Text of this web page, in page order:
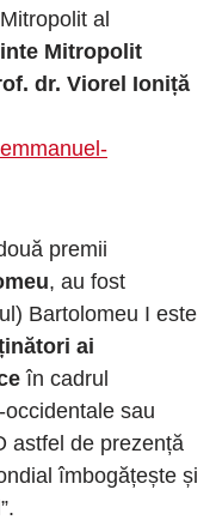
al
Mitropolit
dr. Viorel Ioniță
premii
, au fost
Bartolomeu I este
ai
în cadrul
sau
astfel de prezență
îmbogățește și